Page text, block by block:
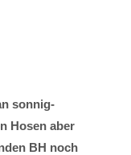
sonnig-
Hosen aber
BH noch